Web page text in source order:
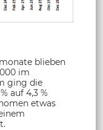
blieben
im
ging die
auf 4,3 %
etwas